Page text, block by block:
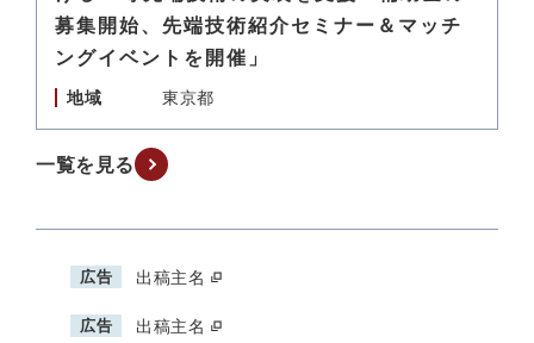
募集開始、先端技術紹介セミナー＆マッチ
ングイベントを開催」
地域 東京都
一覧を見る
広告 出稿主名
広告 出稿主名